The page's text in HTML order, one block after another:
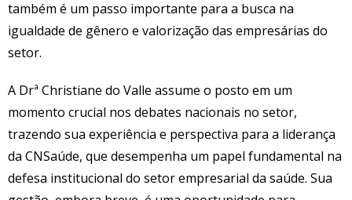
também é um passo importante para a busca na
igualdade de gênero e valorização das empresárias do
setor.
A Drª Christiane do Valle assume o posto em um
momento crucial nos debates nacionais no setor,
trazendo sua experiência e perspectiva para a liderança
da CNSaúde, que desempenha um papel fundamental na
defesa institucional do setor empresarial da saúde. Sua